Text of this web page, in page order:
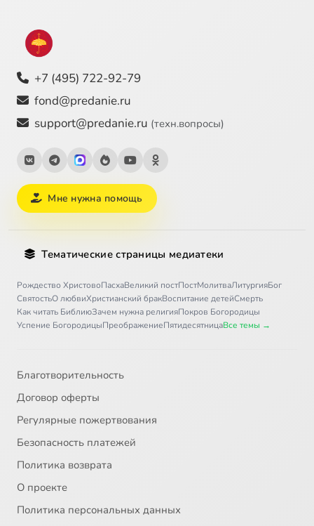
+7 (495) 722-92-79
fond@predanie.ru
support@predanie.ru (техн.вопросы)
Мне нужна помощь
Тематические страницы медиатеки
Рождество ХристовоПасхаВеликий постПостМолитваЛитургияБог
СвятостьО любвиХристианский бракВоспитание детейСмерть
Как читать БиблиюЗачем нужна религияПокров Богородицы
Успение БогородицыПреображениеПятидесятницаВсе темы →
Благотворительность
Договор оферты
Регулярные пожертвования
Безопасность платежей
Политика возврата
О проекте
Политика персональных данных